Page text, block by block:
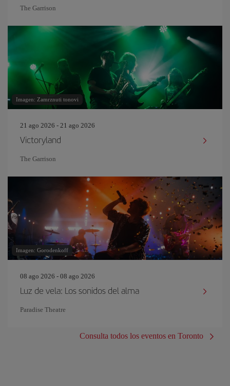
The Garrison
Imagen: Zamrznuti tonovi
21 ago 2026 - 21 ago 2026
Victoryland
The Garrison
Imagen: Gorodenkoff
08 ago 2026 - 08 ago 2026
Luz de vela: Los sonidos del alma
Paradise Theatre
Consulta todos los eventos en Toronto